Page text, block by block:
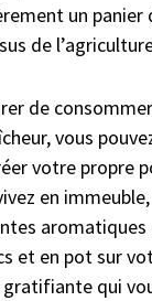
un
de
de
vous
votre propre
en
et en pot sur
gratifiante qui